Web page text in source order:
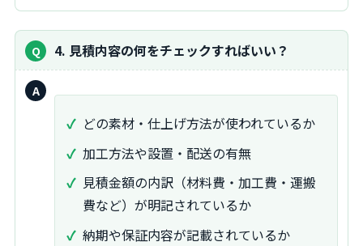
4. 見積内容の何をチェックすればいい？
回
どの素材・仕上げ方法が使われているか
加工方法や設置・配送の有無
見積金額の内訳（材料費・加工費・運搬
費など）が明記されているか
納期や保証内容が記載されているか